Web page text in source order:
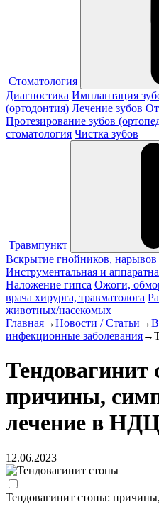
Стоматология
Диагностика Имплантация
(ортодонтия) Лечение зубов
Протезирование зубов
стоматология Чистка зубов
Травмпункт
Вскрытие гнойников, нарывов
Инструментальная и
Наложение гипса Ожоги,
врача хирурга, травматолога
животных/насекомых
Главная→Новости / Статьи →
инфекционные заболевания→
Тендовагинит
причины,
лечение в
12.06.2023
Тендовагинит стопы: